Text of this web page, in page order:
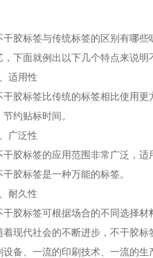
标签与传统标签的区别有哪些
，下面就例出以下几个特点来说
用性
标签比传统的标签相比使用更
约贴标时间。
泛性
标签的应用范围非常广泛，适
干胶标签是一种万能的标签。
久性
标签可根据场合的不同选择材
代社会的不断进步，不干胶标
设备、一流的印刷技术、一流的